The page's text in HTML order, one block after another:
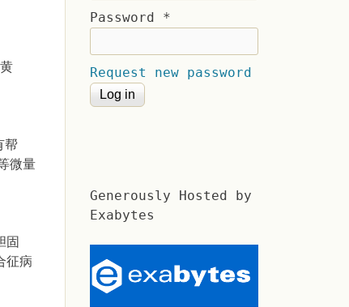
帮
微量
固
征病
Password *
Request new password
Generously Hosted by
Exabytes